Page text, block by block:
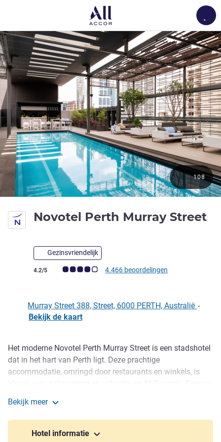
Novotel Perth Murray Street
Gezinsvriendelijk
Avis-klantbeoordeling (ALL beoordeling)
4.2/5 4.466 beoordelingen
108
Murray Street 388, Street, 6000 PERTH, Australië -
Bekijk de kaart
Omschrijving
Het moderne Novotel Perth Murray Street is een stadshotel
dat in het hart van Perth ligt. Deze prachtige
accommodatie, omringd door restaurants en winkels, is
of bezoek een show of sportevenement in de RAC Arena.
Ontspan bij het zwembad, houd uw fitness-doelen op peil
in de moderne gym of geniet van moderne Aziatische
Bekijk meer
Hotel informatie